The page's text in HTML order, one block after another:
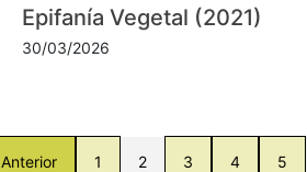
Epifanía Vegetal (2021)
30/03/2026
Anterior 1 2 3 4 5